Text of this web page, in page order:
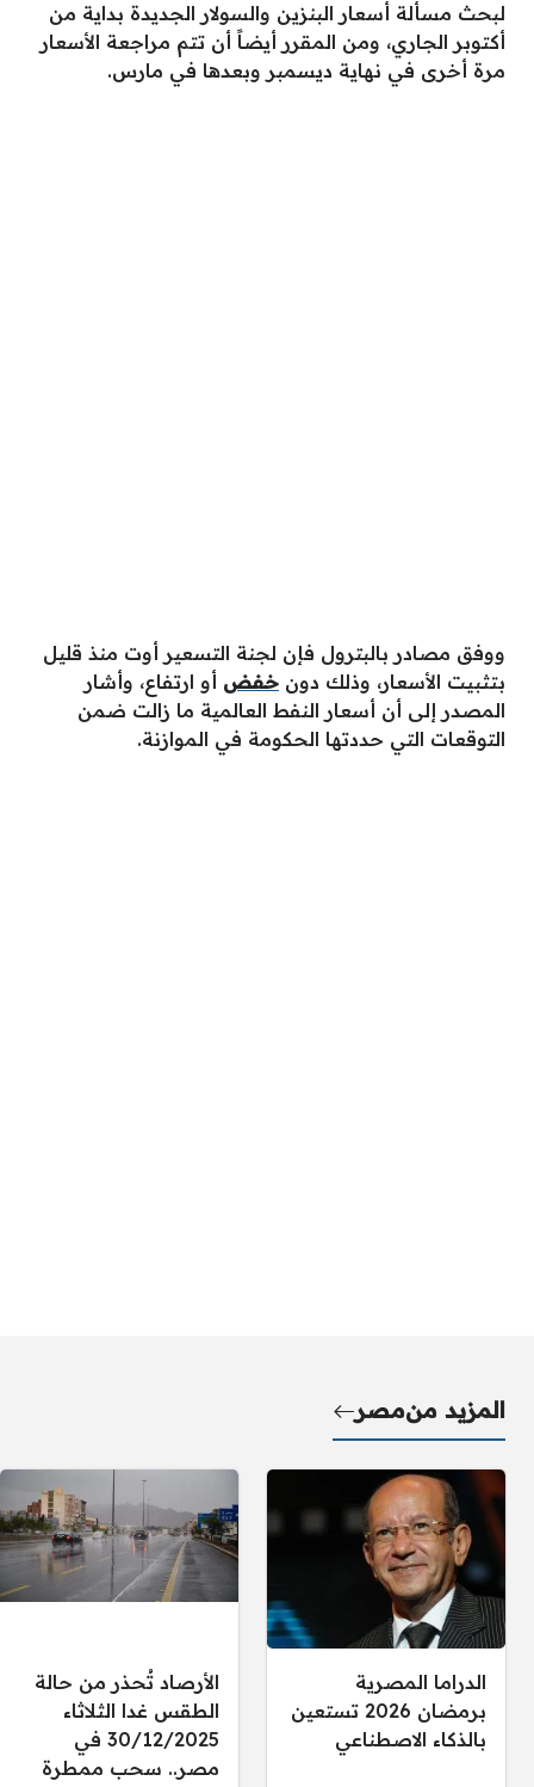
لبحث مسألة أسعار البنزين والسولار الجديدة بداية من
أكتوبر الجاري، ومن المقرر أيضاً أن تتم مراجعة الأسعار
مرة أخرى في نهاية ديسمبر وبعدها في مارس.
ووفق مصادر بالبترول فإن لجنة التسعير أوت منذ قليل
بتثبيت الأسعار، وذلك دون خفض أو ارتفاع، وأشار
المصدر إلى أن أسعار النفط العالمية ما زالت ضمن
التوقعات التي حددتها الحكومة في الموازنة.
المزيد منمصر
الدراما المصرية
برمضان 2026 تستعين
بالذكاء الاصطناعي
الأرصاد تُحذر من حالة
الطقس غدا الثلاثاء
30/12/2025 في
مصر.. سحب ممطرة